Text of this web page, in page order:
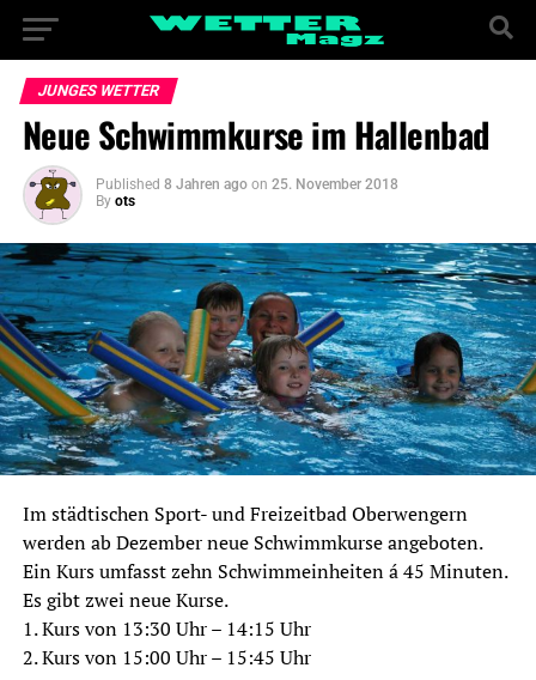
JUNGES WETTER
Neue Schwimmkurse im Hallenbad
Published 8 Jahren ago on 25. November 2018
By ots
Im städtischen Sport- und Freizeitbad Oberwengern
werden ab Dezember neue Schwimmkurse angeboten.
Ein Kurs umfasst zehn Schwimmeinheiten á 45 Minuten.
Es gibt zwei neue Kurse.
1. Kurs von 13:30 Uhr – 14:15 Uhr
2. Kurs von 15:00 Uhr – 15:45 Uhr